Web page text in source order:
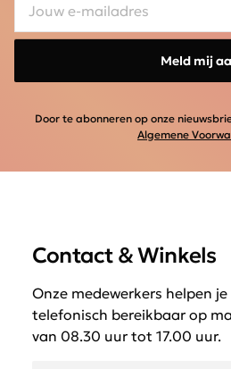
Meld mij
Door te abonneren op onze
Algemene
Contact & Winkels
Onze medewerkers helpen
telefonisch bereikbaar op
van 08.30 uur tot 17.00 uur.